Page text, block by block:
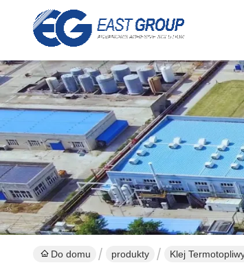
Do domu produkty Klej